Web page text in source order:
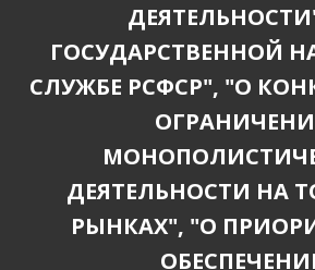
ГОСУДАРСТВЕННОЙ
СЛУЖБЕ РСФСР", "О
ДЕЯТЕЛЬНОСТИ НА
РЫНКАХ", "О